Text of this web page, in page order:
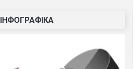
ІНФОГРАФІКА